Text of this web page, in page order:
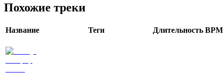
Похожие треки
Название Теги Длительность BPM